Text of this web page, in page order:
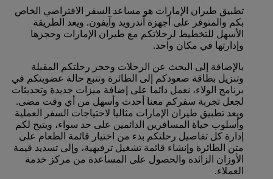
تطبيق طيران الإمارات هو مساعد السفر الافتراضي الخاص
بكم والمتوفر على أجهزة آندرويد وآيفون. ويعد الطريقة
الأسهل للتخطيط لرحلاتكم مع طيران الإمارات وحجزها
وإدارتها في مكان واحد.
بالإضافة إلى البحث عن الرحلات وحجز رحلتكم المقبلة
وتنزيل بطاقة صعودكم إلى الطائرة وتتبع حالة عضويتكم في
برنامج الولاء، نعمل دائما على إضافة ميزات جديدة وتحديثات
لجعل تجربة سفركم معنا أحدث وأسهل من أي وقت مضى.
ويعد تطبيق طيران الإمارات مثاليا لاحتياجات السفر العملية
وأسلوب حياة المسافرين الدائمين على حد سواء، ويتيح لكم
إدارة كل تفاصيل رحلتكم بدء من اختيار قائمة الطعام على
متن الطائرة وإنشاء قائمة تشغيل ترفيهية، وإلى تسديد قيمة
الأوزان الزائدة والحصول على المساعدة من مركز خدمة
العملاء.